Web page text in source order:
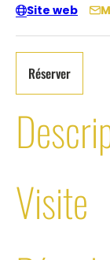
Visite
Site web
Réserver